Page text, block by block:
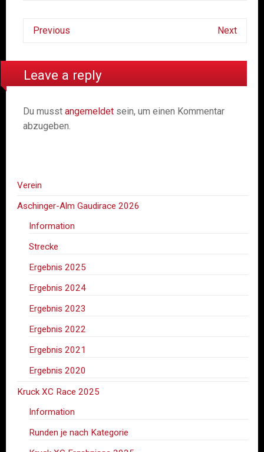
Previous Next
Leave a reply
Du musst angemeldet sein, um einen Kommentar
abzugeben.
Verein
Aschinger-Alm Gaudirace 2026
Information
Strecke
Ergebnis 2025
Ergebnis 2024
Ergebnis 2023
Ergebnis 2022
Ergebnis 2021
Ergebnis 2020
Kruck XC Race 2025
Information
Runden je nach Kategorie